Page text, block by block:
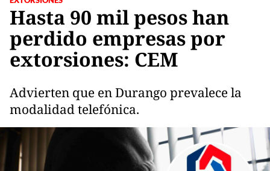
Hasta 90 mil pesos han
perdido empresas por
extorsiones: CEM
Advierten que en Durango prevalece la
modalidad telefónica.